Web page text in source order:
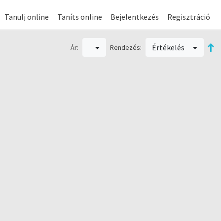
Tanulj online Taníts online Bejelentkezés Regisztráció
Ár: Rendezés: Értékelés